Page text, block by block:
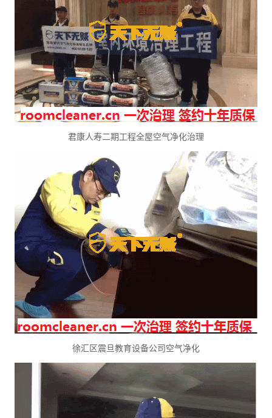
君康人寿二期工程全屋空气净化治理
徐汇区震旦教育设备公司空气净化